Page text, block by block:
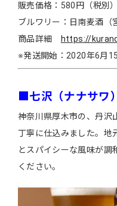
販売価格：580円（税別）
ブルワリー：日南麦酒（
商品詳細
https://
※発送開始：2020年6月15
■七沢（ナナサワ）
神奈川県厚木市の、丹沢
丁寧に仕込みました。地
とスパイシーな風味が調
ください。